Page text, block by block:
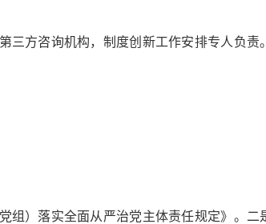
三方咨询机构，制度创新工作安排专人负
组）落实全面从严治党主体责任规定》。